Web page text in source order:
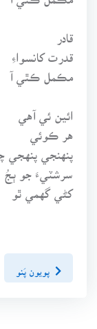
قادر
قدرت کانسواءِ
مڪمل ڪٿي آ
ائين ئي آهي
سرشٽيءَ جو ٻجُ
کڻي گهمي ٿو
پويون پَنو